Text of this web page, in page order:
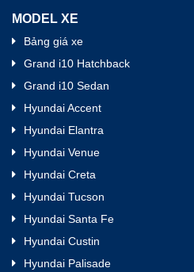
MODEL XE
Bảng giá xe
Grand i10 Hatchback
Grand i10 Sedan
Hyundai Accent
Hyundai Elantra
Hyundai Venue
Hyundai Creta
Hyundai Tucson
Hyundai Santa Fe
Hyundai Custin
Hyundai Palisade